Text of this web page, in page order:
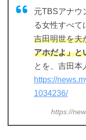
元TBSアナウ
る女性すべて
吉田明世を夫
アホだよ」と
とを、吉田本
https://
1034236/
https://